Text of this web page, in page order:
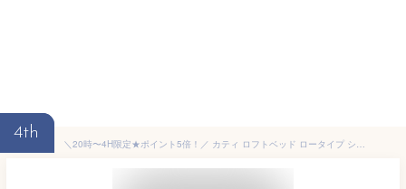
4th
＼20時〜4H限定★ポイント5倍！／ カティ ロフトベッド ロータイプ シングル シングルショート 木製 棚付き スライドコンセント ナチュラル ホワイト すのこ床板 安心設計 頑丈設計 補強板付きのハシゴ 低ホルムアルデヒド 木製ロフトベッド